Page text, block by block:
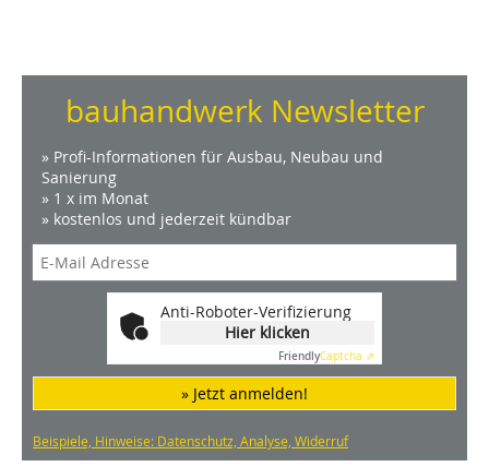
bauhandwerk Newsletter
» Profi-Informationen für Ausbau, Neubau und
Sanierung
» 1 x im Monat
» kostenlos und jederzeit kündbar
Anti-Roboter-Verifizierung
Hier klicken
FriendlyCaptcha ⇗
» Jetzt anmelden!
Beispiele, Hinweise: Datenschutz, Analyse, Widerruf